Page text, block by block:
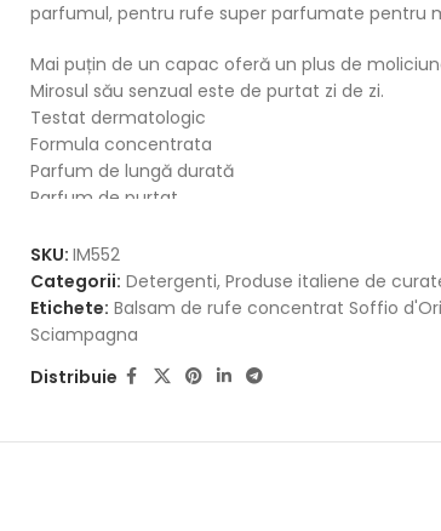
parfumul, pentru rufe super parfumate pentru
Mai puțin de un capac oferă un plus de
Mirosul său senzual este de purtat zi de zi.
Testat dermatologic
Formula concentrata
Parfum de lungă durată
Parfum de purtat
SKU: IM552
Categorii: Detergenti, Produse italiene de
Etichete: Balsam de rufe concentrat Soffio
Sciampagna
Distribuie